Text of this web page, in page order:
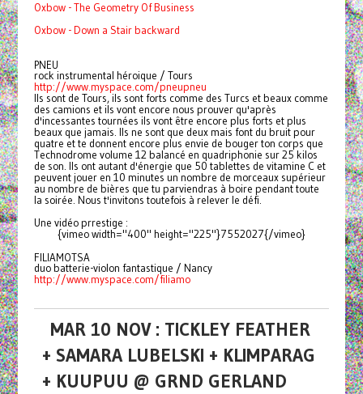
Oxbow - The Geometry Of Business
Oxbow - Down a Stair backward
PNEU
rock instrumental héroique / Tours
http://www.myspace.com/pneupneu
Ils sont de Tours, ils sont forts comme des Turcs et beaux comme
des camions et ils vont encore nous prouver qu'après
d'incessantes tournées ils vont être encore plus forts et plus
beaux que jamais. Ils ne sont que deux mais font du bruit pour
quatre et te donnent encore plus envie de bouger ton corps que
Technodrome volume 12 balancé en quadriphonie sur 25 kilos
de son. Ils ont autant d'énergie que 50 tablettes de vitamine C et
peuvent jouer en 10 minutes un nombre de morceaux supérieur
au nombre de bières que tu parviendras à boire pendant toute
la soirée. Nous t'invitons toutefois à relever le défi.
Une vidéo prrestige :
{vimeo width="400" height="225"}7552027{/vimeo}
FILIAMOTSA
duo batterie-violon fantastique / Nancy
http://www.myspace.com/filiamo
MAR 10 NOV : TICKLEY FEATHER
+ SAMARA LUBELSKI + KLIMPARAG
+ KUUPUU @ GRND GERLAND